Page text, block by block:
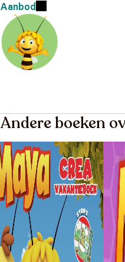
Aanbod
Andere boeken